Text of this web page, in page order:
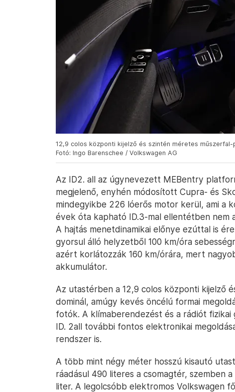
12,9 colos központi kijelző és szintén méretes
Fotó: Ingo Barenschee / Volkswagen AG
Az ID2. all az úgynevezett MEBentry
megjelenő, enyhén módosított Cupra- és
mindegyikbe 226 lóerős motor kerül, ami a
évek óta kapható ID.3-mal ellentétben nem
A hajtás menetdinamikai előnye ezúttal is
gyorsul álló helyzetből 100 km/óra
azért korlátozzák 160 km/órára, mert
akkumulátor.
Az utastérben a 12,9 colos központi kijelző
dominál, amúgy kevés öncélú formai
fotók. A klímaberendezést és a rádiót
ID. 2all további fontos elektronikai
rendszer is.
A több mint négy méter hosszú kisautó
ráadásul 490 literes a csomagtér, szemben
liter. A legolcsóbb elektromos Volkswagen